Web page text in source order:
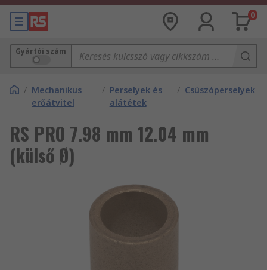
0
Gyártói szám
/ Mechanikus
erőátvitel
/ Perselyek és
alátétek
/ Csúszóperselyek
RS PRO 7.98 mm 12.04 mm
(külső Ø)